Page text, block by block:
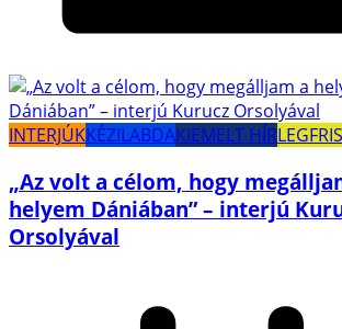
INTERJÚKKÉZILABDAKIEMELT HÍR
„Az volt a célom, hogy
helyem Dániában” – interjú
Orsolyával